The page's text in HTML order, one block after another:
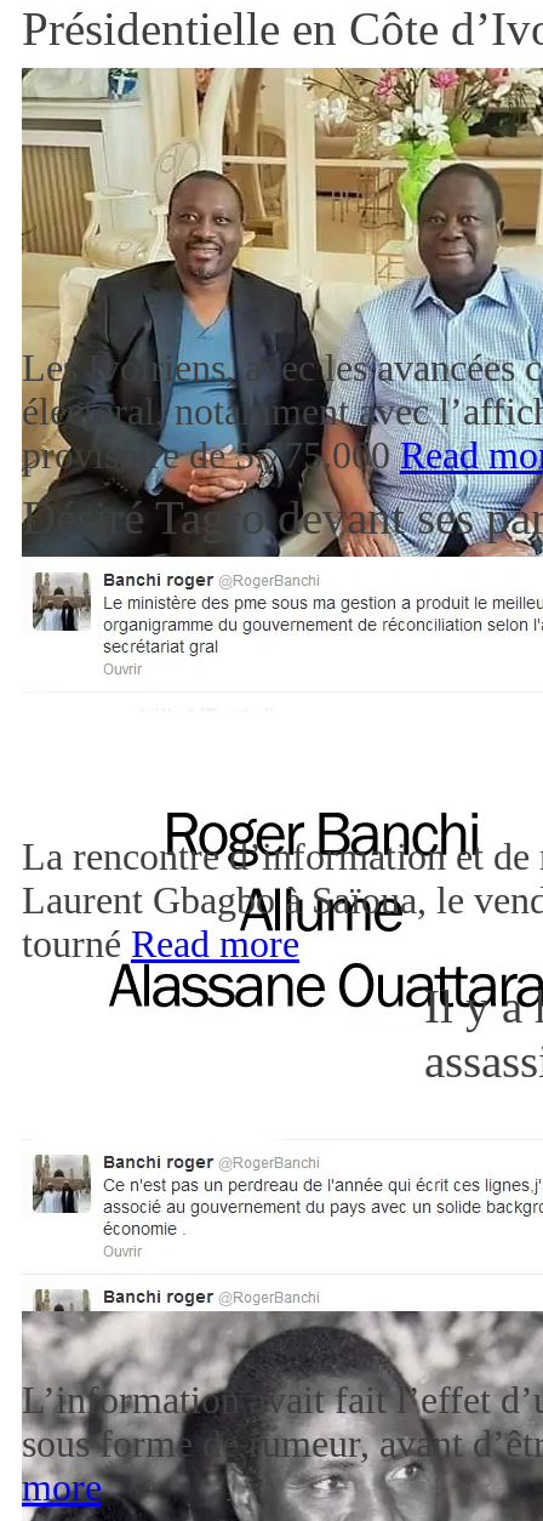
Présidentielle en Côte
Les Ivoiriens, avec les avancées
électoral, notamment avec
provisoire de 5.775.000Read
Désiré Tagro devant ses
La rencontre d’information et
Laurent Gbagbo à Saïoua, le
tourné Read more
Il y a
L’information avait fait l’effet
sous forme de rumeur, avant
more